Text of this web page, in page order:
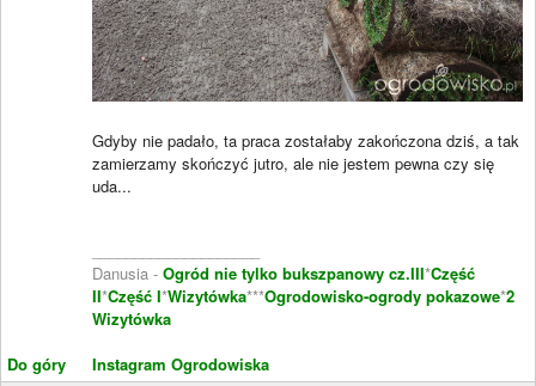
Do góry
Gdyby nie padało, ta praca zostałaby zakończona dziś, a tak
zamierzamy skończyć jutro, ale nie jestem pewna czy się
uda...
Danusia - Ogród nie tylko bukszpanowy cz.III*Część
II*Część I*Wizytówka***Ogrodowisko-ogrody pokazowe*2
Wizytówka
Instagram Ogrodowiska